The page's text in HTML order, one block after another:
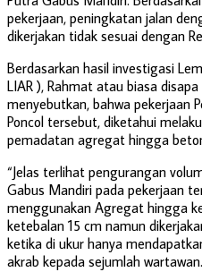
pekerjaan, peningkatan jalan
dikerjakan tidak sesuai dengan
Berdasarkan hasil investigasi
LIAR ), Rahmat atau biasa
menyebutkan, bahwa pekerjaan
Poncol tersebut, diketahui
pemadatan agregat hingga
“Jelas terlihat pengurangan
Gabus Mandiri pada pekerjaan
menggunakan Agregat hingga
ketebalan 15 cm namun
ketika di ukur hanya
akrab kepada sejumlah wartawan.